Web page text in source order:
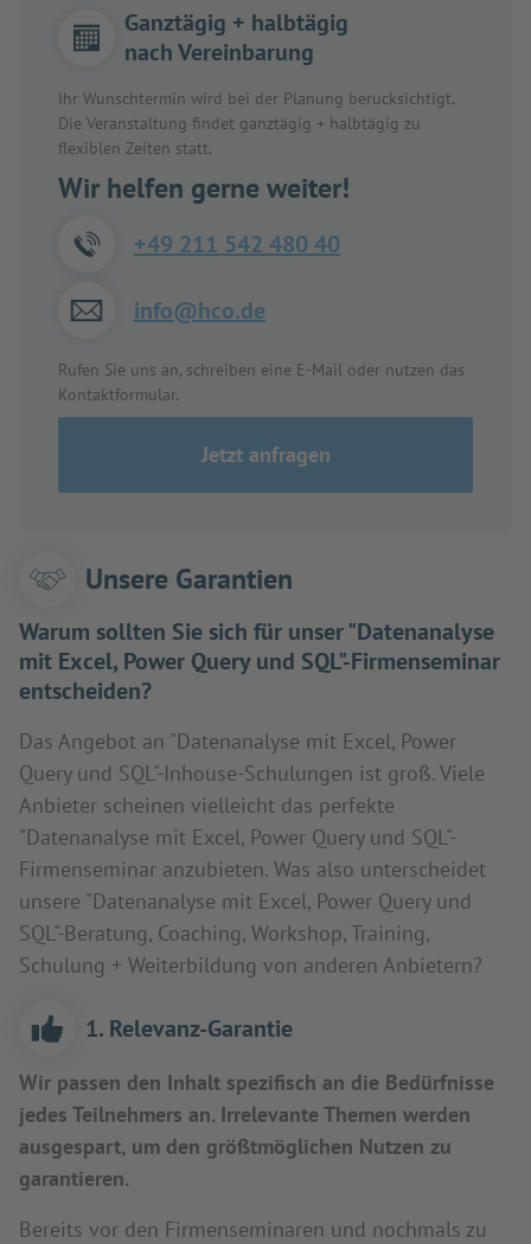
Ganztägig + halbtägig
nach Vereinbarung
Ihr Wunschtermin wird bei der Planung berücksichtigt.
Die Veranstaltung findet ganztägig + halbtägig zu
flexiblen Zeiten statt.
Wir helfen gerne weiter!
+49 211 542 480 40
info@hco.de
Rufen Sie uns an, schreiben eine E-Mail oder nutzen das
Kontaktformular.
Jetzt anfragen
Unsere Garantien
Warum sollten Sie sich für unser "Datenanalyse
mit Excel, Power Query und SQL"-Firmenseminar
entscheiden?
Das Angebot an "Datenanalyse mit Excel, Power
Query und SQL"-Inhouse-Schulungen ist groß. Viele
Anbieter scheinen vielleicht das perfekte
"Datenanalyse mit Excel, Power Query und SQL"-
Firmenseminar anzubieten. Was also unterscheidet
unsere "Datenanalyse mit Excel, Power Query und
SQL"-Beratung, Coaching, Workshop, Training,
Schulung + Weiterbildung von anderen Anbietern?
1. Relevanz-Garantie
Wir passen den Inhalt spezifisch an die Bedürfnisse
jedes Teilnehmers an. Irrelevante Themen werden
ausgespart, um den größtmöglichen Nutzen zu
garantieren.
Bereits vor den Firmenseminaren und nochmals zu